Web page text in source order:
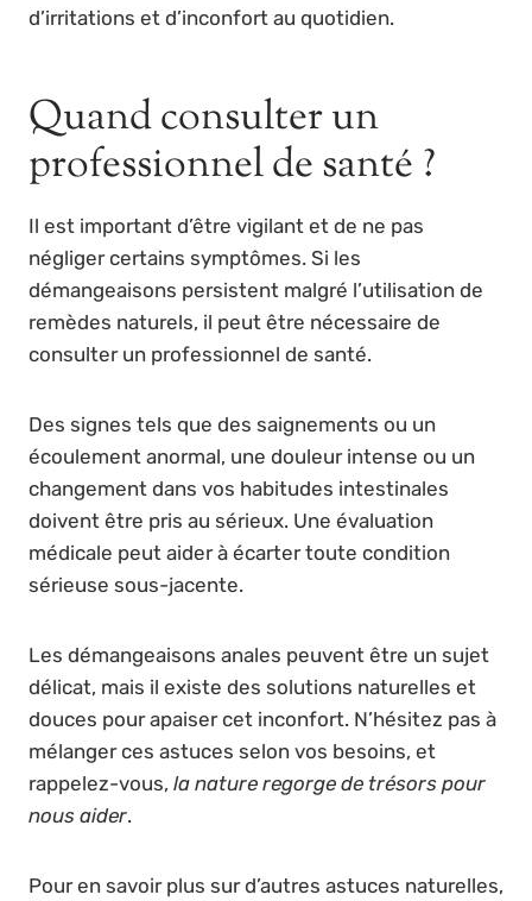
d’irritations et d’inconfort au quotidien.
Quand consulter un
professionnel de santé ?
Il est important d’être vigilant et de ne pas
négliger certains symptômes. Si les
démangeaisons persistent malgré l’utilisation de
remèdes naturels, il peut être nécessaire de
consulter un professionnel de santé.
Des signes tels que des saignements ou un
écoulement anormal, une douleur intense ou un
changement dans vos habitudes intestinales
doivent être pris au sérieux. Une évaluation
médicale peut aider à écarter toute condition
sérieuse sous-jacente.
Les démangeaisons anales peuvent être un sujet
délicat, mais il existe des solutions naturelles et
douces pour apaiser cet inconfort. N’hésitez pas à
mélanger ces astuces selon vos besoins, et
rappelez-vous, la nature regorge de trésors pour
nous aider.
Pour en savoir plus sur d’autres astuces naturelles,